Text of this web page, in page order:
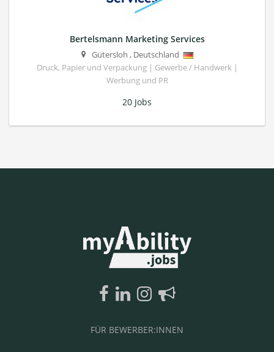
Bertelsmann Marketing Services
Gütersloh , Deutschland
Druck, Papier und Verpackung | Gewerbe / Handwerk |
Werbung und PR
20 Jobs
FÜR BEWERBER:INNEN